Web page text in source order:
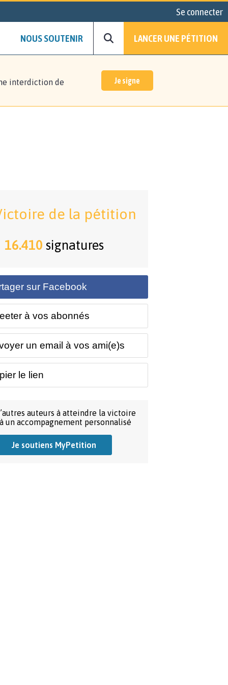
Se connecter
NOUS SOUTENIR LANCER UNE PÉTITION
interdiction de
Je signe
de la pétition
16.410 signatures
sur Facebook
à vos abonnés
un email à vos ami(e)s
le lien
auteurs à atteindre la victoire
un accompagnement personnalisé
Je soutiens MyPetition